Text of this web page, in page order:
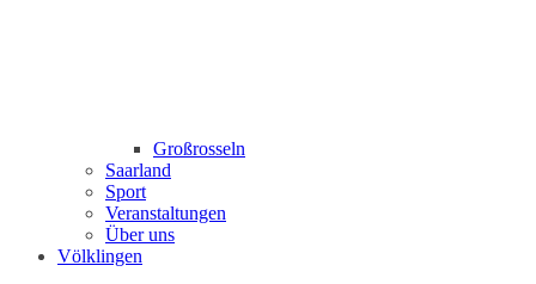
Großrosseln
Saarland
Sport
Veranstaltungen
Über uns
Völklingen